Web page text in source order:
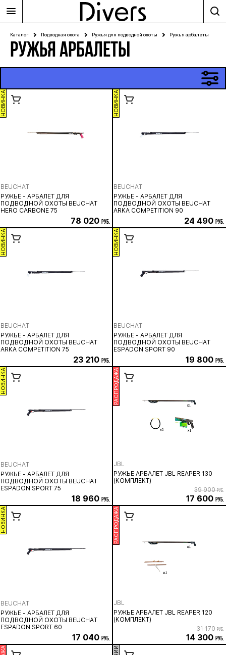
РУЖЬЯ АРБАЛЕТЫ
Каталог Подводная охота Ружья для подводной охоты Ружья арбалеты
НОВИНКА
BEUCHAT
РУЖЬЕ - АРБАЛЕТ ДЛЯ
ПОДВОДНОЙ ОХОТЫ BEUCHAT
HERO CARBONE 75
78 020 руб.
НОВИНКА
BEUCHAT
РУЖЬЕ - АРБАЛЕТ ДЛЯ
ПОДВОДНОЙ ОХОТЫ BEUCHAT
ARKA COMPETITION 90
24 490 руб.
НОВИНКА
BEUCHAT
РУЖЬЕ - АРБАЛЕТ ДЛЯ
ПОДВОДНОЙ ОХОТЫ BEUCHAT
ARKA COMPETITION 75
23 210 руб.
НОВИНКА
BEUCHAT
РУЖЬЕ - АРБАЛЕТ ДЛЯ
ПОДВОДНОЙ ОХОТЫ BEUCHAT
ESPADON SPORT 90
19 800 руб.
НОВИНКА
BEUCHAT
РУЖЬЕ - АРБАЛЕТ ДЛЯ
ПОДВОДНОЙ ОХОТЫ BEUCHAT
ESPADON SPORT 75
18 960 руб.
РАСПРОДАЖА
JBL
РУЖЬЕ АРБАЛЕТ JBL REAPER 130
(КОМПЛЕКТ)
39 900руб.
17 600 руб.
НОВИНКА
BEUCHAT
РУЖЬЕ - АРБАЛЕТ ДЛЯ
ПОДВОДНОЙ ОХОТЫ BEUCHAT
ESPADON SPORT 60
17 040 руб.
РАСПРОДАЖА
JBL
РУЖЬЕ АРБАЛЕТ JBL REAPER 120
(КОМПЛЕКТ)
31 170руб.
14 300 руб.